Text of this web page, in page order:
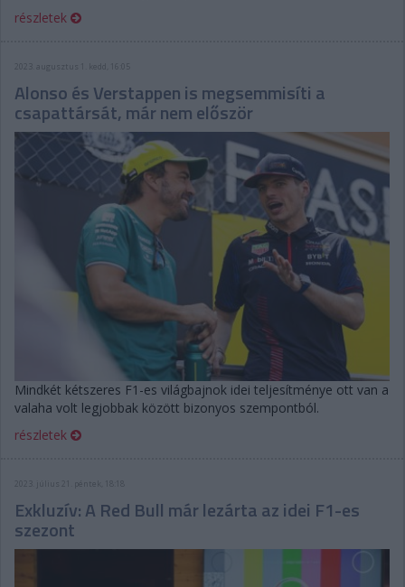
részletek
2023. augusztus 1. kedd, 16:05
Alonso és Verstappen is megsemmisíti a
csapattársát, már nem először
Mindkét kétszeres F1-es világbajnok idei teljesítménye ott van a
valaha volt legjobbak között bizonyos szempontból.
részletek
2023. július 21. péntek, 18:18
Exkluzív: A Red Bull már lezárta az idei F1-es
szezont